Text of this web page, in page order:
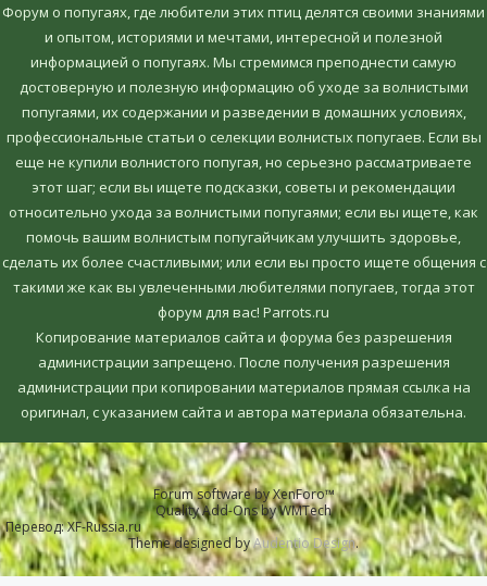
Форум о попугаях, где любители этих птиц делятся своими знаниями
и опытом, историями и мечтами, интересной и полезной
информацией о попугаях. Мы стремимся преподнести самую
достоверную и полезную информацию об уходе за волнистыми
попугаями, их содержании и разведении в домашних условиях,
профессиональные статьи о селекции волнистых попугаев. Если вы
еще не купили волнистого попугая, но серьезно рассматриваете
этот шаг; если вы ищете подсказки, советы и рекомендации
относительно ухода за волнистыми попугаями; если вы ищете, как
помочь вашим волнистым попугайчикам улучшить здоровье,
сделать их более счастливыми; или если вы просто ищете общения с
такими же как вы увлеченными любителями попугаев, тогда этот
форум для вас! Parrots.ru
Копирование материалов сайта и форума без разрешения
администрации запрещено. После получения разрешения
администрации при копировании материалов прямая ссылка на
оригинал, c указанием сайта и автора материала обязательна.
Forum software by XenForo™
Quality Add-Ons by WMTech
Перевод:XF-Russia.ru
Theme designed byAudentio Design.